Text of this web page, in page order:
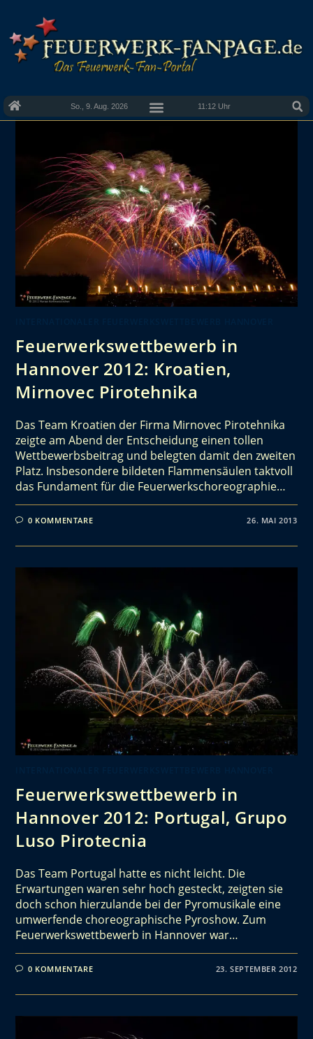
So., 9. Aug. 2026 11:12 Uhr
Feuerwerkswettbewerb in
Hannover 2012: Kroatien,
Mirnovec Pirotehnika
Das Team Kroatien der Firma Mirnovec Pirotehnika
zeigte am Abend der Entscheidung einen tollen
Wettbewerbsbeitrag und belegten damit den zweiten
Platz. Insbesondere bildeten Flammensäulen taktvoll
das Fundament für die Feuerwerkschoreographie…
0 KOMMENTARE 26. MAI 2013
Feuerwerkswettbewerb in
Hannover 2012: Portugal, Grupo
Luso Pirotecnia
Das Team Portugal hatte es nicht leicht. Die
Erwartungen waren sehr hoch gesteckt, zeigten sie
doch schon hierzulande bei der Pyromusikale eine
umwerfende choreographische Pyroshow. Zum
Feuerwerkswettbewerb in Hannover war…
0 KOMMENTARE 23. SEPTEMBER 2012